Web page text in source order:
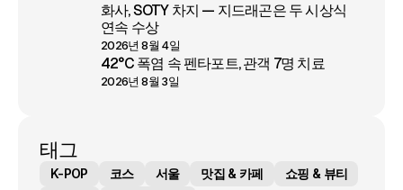
화사, SOTY 차지 — 지드래곤은 두 시상식
연속 수상
2026년 8월 4일
42°C 폭염 속 펜타포트, 관객 7명 치료
2026년 8월 3일
태그
K-POP 코스 서울 맛집 & 카페
쇼핑 & 뷰티